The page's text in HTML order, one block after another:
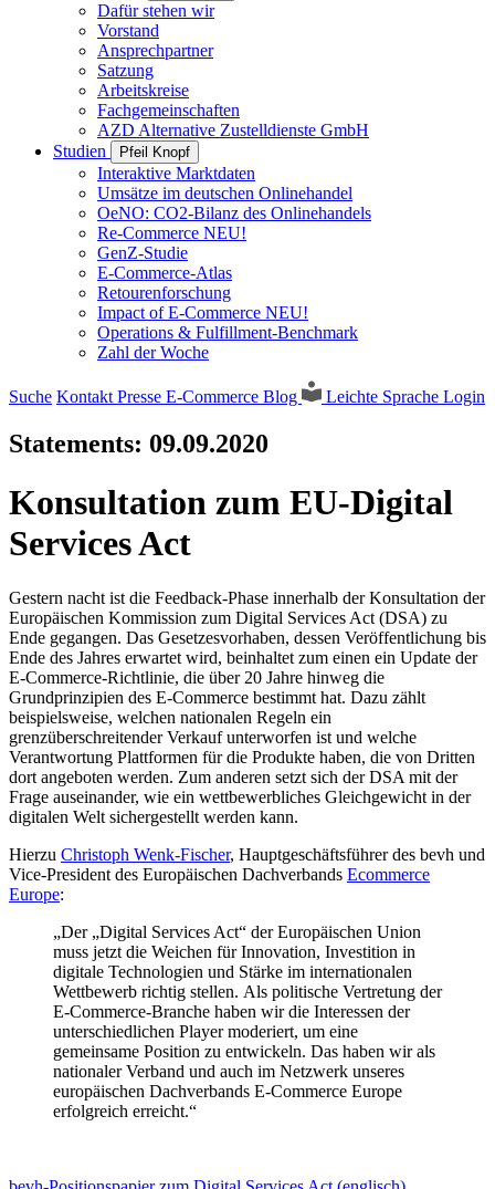
Dafür stehen wir
Vorstand
Ansprechpartner
Satzung
Arbeitskreise
Fachgemeinschaften
AZD Alternative Zustelldienste GmbH
Studien
Pfeil Knopf
Interaktive Marktdaten
Umsätze im deutschen Onlinehandel
OeNO: CO2-Bilanz des Onlinehandels
Re-Commerce NEU!
GenZ-Studie
E-Commerce-Atlas
Retourenforschung
Impact of E-Commerce NEU!
Operations & Fulfillment-Benchmark
Zahl der Woche
Suche Kontakt Presse E-Commerce Blog Leichte Sprache Login
Statements: 09.09.2020
Konsultation zum EU-Digital
Services Act
Gestern nacht ist die Feedback-Phase innerhalb der Konsultation der
Europäischen Kommission zum Digital Services Act (DSA) zu
Ende gegangen. Das Gesetzesvorhaben, dessen Veröffentlichung bis
Ende des Jahres erwartet wird, beinhaltet zum einen ein Update der
E-Commerce-Richtlinie, die über 20 Jahre hinweg die
Grundprinzipien des E-Commerce bestimmt hat. Dazu zählt
beispielsweise, welchen nationalen Regeln ein
grenzüberschreitender Verkauf unterworfen ist und welche
Verantwortung Plattformen für die Produkte haben, die von Dritten
dort angeboten werden. Zum anderen setzt sich der DSA mit der
Frage auseinander, wie ein wettbewerbliches Gleichgewicht in der
digitalen Welt sichergestellt werden kann.
Hierzu Christoph Wenk-Fischer, Hauptgeschäftsführer des bevh und
Vice-President des Europäischen Dachverbands Ecommerce
Europe:
„Der „Digital Services Act“ der Europäischen Union
muss jetzt die Weichen für Innovation, Investition in
digitale Technologien und Stärke im internationalen
Wettbewerb richtig stellen. Als politische Vertretung der
E-Commerce-Branche haben wir die Interessen der
unterschiedlichen Player moderiert, um eine
gemeinsame Position zu entwickeln. Das haben wir als
nationaler Verband und auch im Netzwerk unseres
europäischen Dachverbands E-Commerce Europe
erfolgreich erreicht.“